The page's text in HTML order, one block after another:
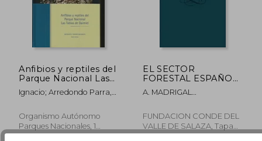
40%
dcto.
40%
dcto.
Anfibios y reptiles del
Parque Nacional Las
Tablas de Daimiel
(Naturaleza y Parques
Ignacio; Arredondo Parra,
Martín Sanz
Organismo Autónomo
Parques Nacionales, 1
Edición, Tapa Dura, Nuevo
EL SECTOR
FORESTAL ESPAÑOL
(En papel)
A. MADRIGAL
FERNANDEZ-CAVADA
LABATS.F. ORTUÑO
PEREZ
FUNDACION CONDE DEL
VALLE DE SALAZA, Tapa
Blanda, Nuevo